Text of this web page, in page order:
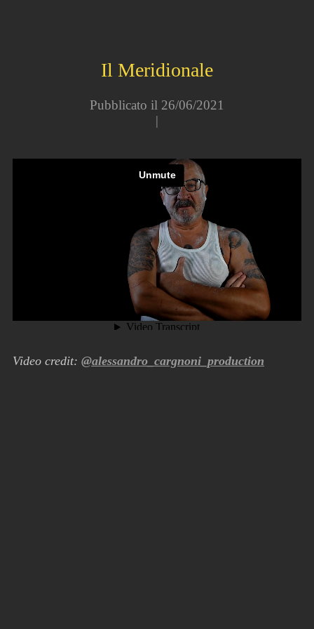
Il Meridionale
Pubblicato il 26/06/2021
|
Video credit: @alessandro_cargnoni_production